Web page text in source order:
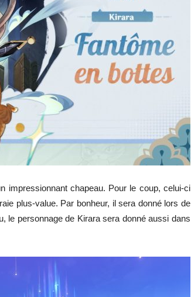
impressionnant chapeau. Pour le coup, celui-ci
plus-value. Par bonheur, il sera donné lors de
le personnage de Kirara sera donné aussi dans